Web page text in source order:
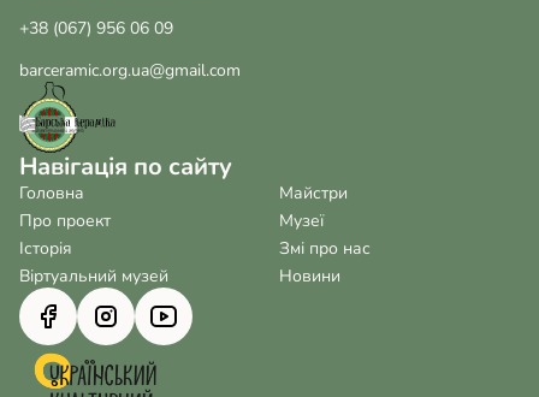
+38 (067) 956 06 09
barceramic.org.ua@gmail.com
Навігація по сайту
Головна
Про проект
Історія
Віртуальний музей
Майстри
Музеї
Змі про нас
Новини